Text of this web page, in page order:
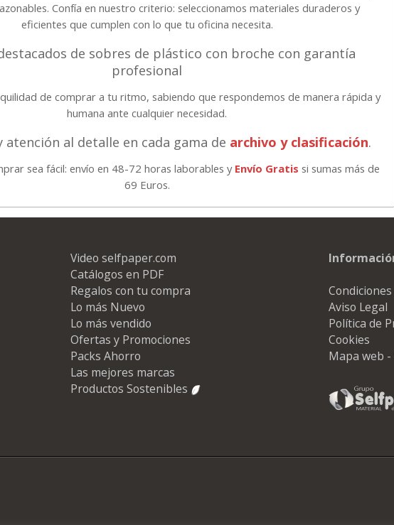
Confía en nuestro criterio: seleccionamos materiales duraderos y
eficientes que cumplen con lo que tu oficina necesita.
de sobres de plástico con broche con garantía
profesional
de comprar a tu ritmo, sabiendo que respondemos de manera rápida y
humana ante cualquier necesidad.
atención al detalle en cada gama de archivo y clasificación.
sea fácil: envío en 48-72 horas laborables y Envío Gratis si sumas más de
69 Euros.
Video selfpaper.com
Catálogos en PDF
Regalos con tu compra
Lo más Nuevo
Lo más vendido
Ofertas y Promociones
Packs Ahorro
Las mejores marcas
Productos Sostenibles
Aviso Legal
Política de
Cookies
Mapa web